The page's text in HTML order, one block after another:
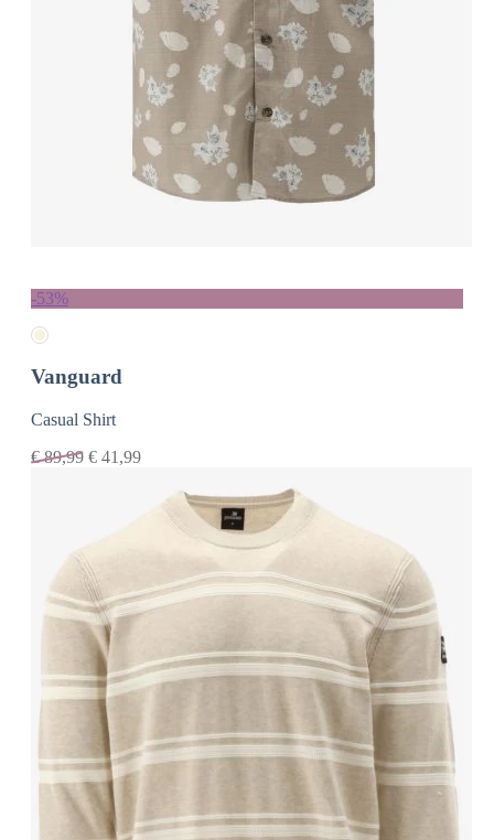
-53%
Vanguard
Casual Shirt
€89,99 € 41,99